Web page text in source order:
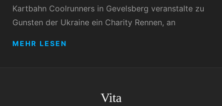
Kartbahn Coolrunners in Gevelsberg veranstalte zu
Gunsten der Ukraine ein Charity Rennen, an
MEHR LESEN
Vita